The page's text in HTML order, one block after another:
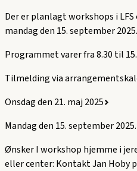
Der er planlagt workshops i LFS
mandag den 15. september 2025.
Programmet varer fra 8.30 til
Tilmelding via
Onsdag den 21. maj 2025
Mandag den 15. september 2025.
Ønsker I workshop hjemme i
eller center: Kontakt Jan Hoby